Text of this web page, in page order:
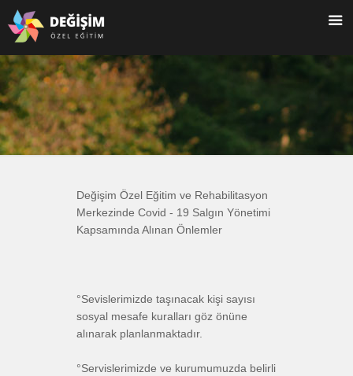
Değişim Özel Eğitim ve Rehabilitasyon
Merkezinde Covid - 19 Salgın Yönetimi
Kapsamında Alınan Önlemler
°Sevislerimizde taşınacak kişi sayısı
sosyal mesafe kuralları göz önüne
alınarak planlanmaktadır.
°Servislerimizde ve kurumumuzda belirli